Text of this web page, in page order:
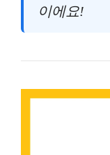
이에요!